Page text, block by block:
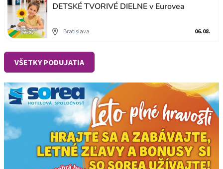
DETSKÉ TVORIVÉ DIELNE v Eurovea
Bratislava 06.08.
VŠETKY PODUJATIA